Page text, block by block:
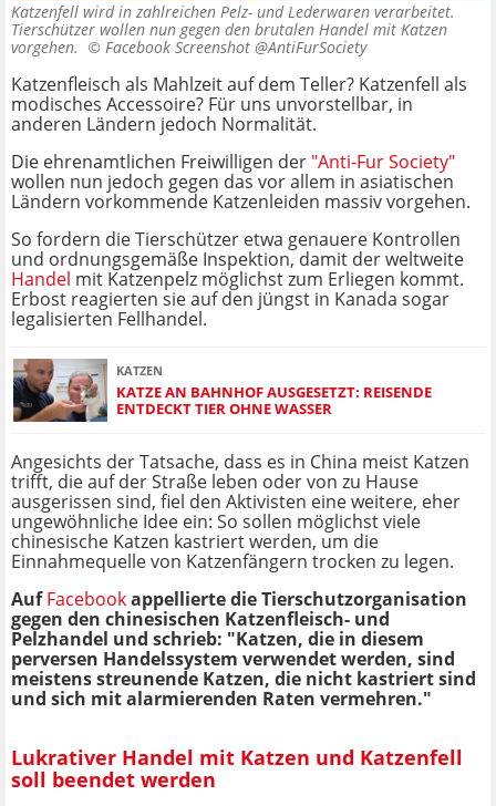
Katzenfell wird in zahlreichen Pelz- und Lederwaren verarbeitet.
Tierschützer wollen nun gegen den brutalen Handel mit Katzen
vorgehen. © Facebook Screenshot @AntiFurSociety
Katzenfleisch als Mahlzeit auf dem Teller? Katzenfell als
modisches Accessoire? Für uns unvorstellbar, in
anderen Ländern jedoch Normalität.
Die ehrenamtlichen Freiwilligen der "Anti-Fur Society"
wollen nun jedoch gegen das vor allem in asiatischen
Ländern vorkommende Katzenleiden massiv vorgehen.
So fordern die Tierschützer etwa genauere Kontrollen
und ordnungsgemäße Inspektion, damit der weltweite
Handel mit Katzenpelz möglichst zum Erliegen kommt.
Erbost reagierten sie auf den jüngst in Kanada sogar
legalisierten Fellhandel.
KATZEN
KATZE AN BAHNHOF AUSGESETZT: REISENDE
ENTDECKT TIER OHNE WASSER
Angesichts der Tatsache, dass es in China meist Katzen
trifft, die auf der Straße leben oder von zu Hause
ausgerissen sind, fiel den Aktivisten eine weitere, eher
ungewöhnliche Idee ein: So sollen möglichst viele
chinesische Katzen kastriert werden, um die
Einnahmequelle von Katzenfängern trocken zu legen.
AufFacebookappellierte die Tierschutzorganisation
gegen den chinesischen Katzenfleisch- und
Pelzhandel und schrieb: "Katzen, die in diesem
perversen Handelssystem verwendet werden, sind
meistens streunende Katzen, die nicht kastriert sind
und sich mit alarmierenden Raten vermehren."
Lukrativer Handel mit Katzen und Katzenfell
soll beendet werden